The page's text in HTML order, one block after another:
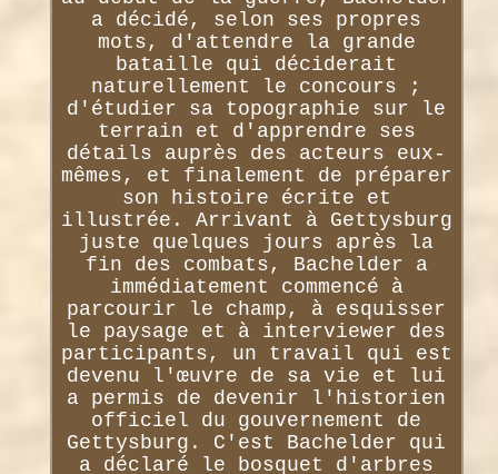
a décidé, selon ses propres
mots, d'attendre la grande
bataille qui déciderait
naturellement le concours ;
d'étudier sa topographie sur le
terrain et d'apprendre ses
détails auprès des acteurs eux-
mêmes, et finalement de préparer
son histoire écrite et
illustrée. Arrivant à Gettysburg
juste quelques jours après la
fin des combats, Bachelder a
immédiatement commencé à
parcourir le champ, à esquisser
le paysage et à interviewer des
participants, un travail qui est
devenu l'œuvre de sa vie et lui
a permis de devenir l'historien
officiel du gouvernement de
Gettysburg. C'est Bachelder qui
a déclaré le bosquet d'arbres